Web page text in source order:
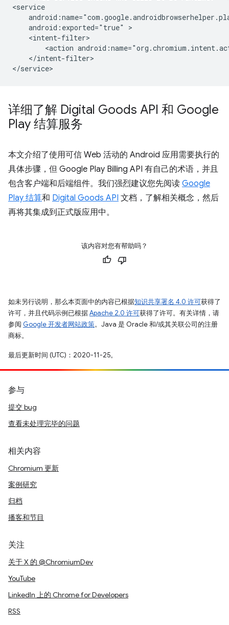
android:exported="true"
<action
</intent-filter>
详细了解 Digital Goods API 和 Google
Play 结算服务
本文介绍了使用可信 Web 活动的 Android 应用需要执行的
具体步骤，但 Google Play Billing API 有自己的术语，并且
包含客户端和后端组件。我们强烈建议您先阅读 Google
Play 结算和 Digital Goods API 文档，了解相关概念，然后
再将其集成到正式版应用中。
该内容对您有帮助吗？
如未另行说明，那么本页面中的内容已根据知识共享署名 4.0 许可获得了
许可，并且代码示例已根据Apache 2.0 许可获得了许可。有关详情，请
参阅 Google 开发者网站政策。Java 是 Oracle 和/或其关联公司的注册
商标。
最后更新时间 (UTC)：2020-11-25。
参与
提交 bug
查看未处理完毕的问题
相关内容
Chromium 更新
案例研究
归档
播客和节目
关注
关于 X 的 @ChromiumDev
YouTube
LinkedIn 上的 Chrome for Developers
RSS